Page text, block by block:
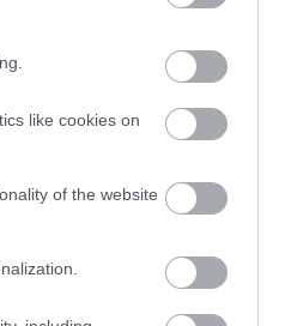
like cookies on
of the website
διαδίκτυο
Κυριάκου
στο
προς τιμήν των
κορυφής της
band playing a